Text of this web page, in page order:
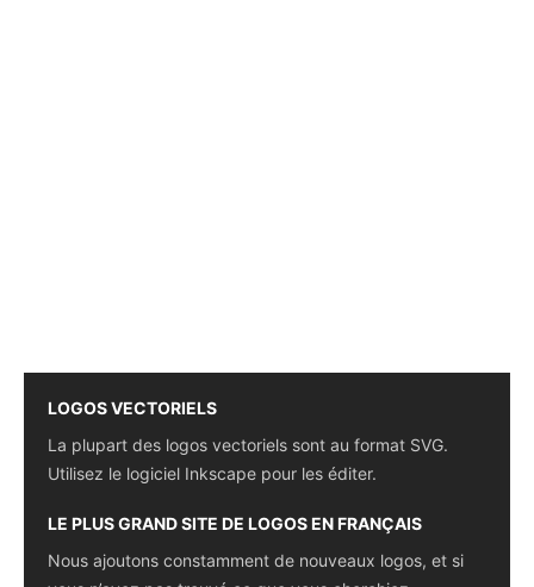
LOGOS VECTORIELS
La plupart des logos vectoriels sont au format SVG.
Utilisez le logiciel Inkscape pour les éditer.
LE PLUS GRAND SITE DE LOGOS EN FRANÇAIS
Nous ajoutons constamment de nouveaux logos, et si